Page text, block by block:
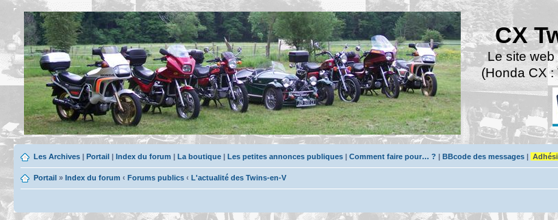
CX
Le site
(Honda CX
Les Archives | Portail | Index du forum | La boutique | Les petites annonces publiques | Comment faire pour… ? | BBcode des messages |
Portail » Index du forum ‹ Forums publics ‹ L'actualité des Twins-en-V